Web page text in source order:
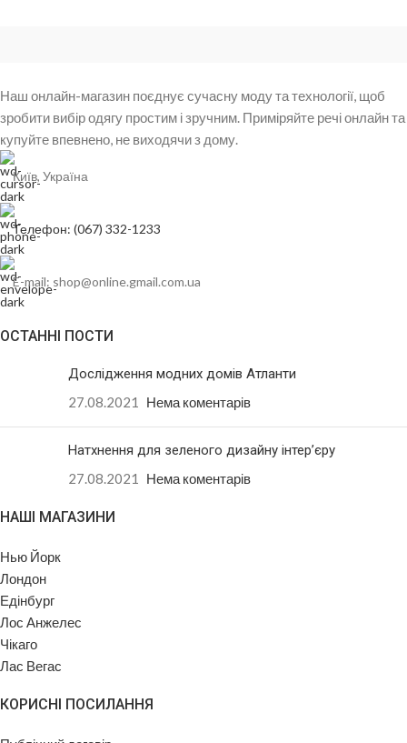
Наш онлайн-магазин поєднує сучасну моду та технології, щоб
зробити вибір одягу простим і зручним. Приміряйте речі онлайн та
купуйте впевнено, не виходячи з дому.
Київ, Україна
Телефон: (067) 332-1233
E-mail: shop@online.gmail.com.ua
ОСТАННІ ПОСТИ
Дослідження модних домів Атланти
27.08.2021
Нема коментарів
Натхнення для зеленого дизайну інтер’єру
27.08.2021
Нема коментарів
НАШІ МАГАЗИНИ
Нью Йорк
Лондон
Едінбург
Лос Анжелес
Чікаго
Лас Вегас
КОРИСНІ ПОСИЛАННЯ